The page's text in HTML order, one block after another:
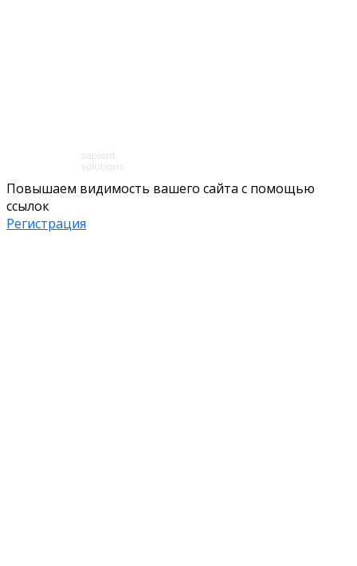
Повышаем видимость вашего сайта с помощью
ссылок
Регистрация